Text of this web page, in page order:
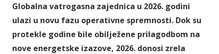
Globalna vatrogasna zajednica u 2026. godini
ulazi u novu fazu operativne spremnosti. Dok su
protekle godine bile obilježene prilagodbom na
nove energetske izazove, 2026. donosi zrela